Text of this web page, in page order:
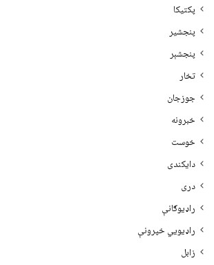
پکتیکا
پنجشیر
پنجشېر
تخار
جوزجان
خبرونه
خوست
دایکندی
دری
راډیوګانې
راډیويي خپرونې
زابل